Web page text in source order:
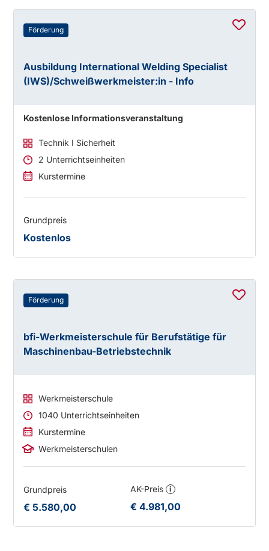
Förderung
Ausbildung International Welding Specialist
(IWS)/Schweißwerkmeister:in - Info
Kostenlose Informationsveranstaltung
Technik I Sicherheit
2 Unterrichtseinheiten
Kurstermine
Grundpreis
Kostenlos
Förderung
bfi-Werkmeisterschule für Berufstätige für
Maschinenbau-Betriebstechnik
Werkmeisterschule
1040 Unterrichtseinheiten
Kurstermine
Werkmeisterschulen
Grundpreis
€ 5.580,00
AK-Preis i
€ 4.981,00